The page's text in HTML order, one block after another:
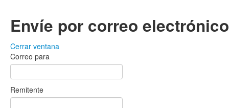
Envíe por correo
Cerrar ventana
Correo para
Remitente